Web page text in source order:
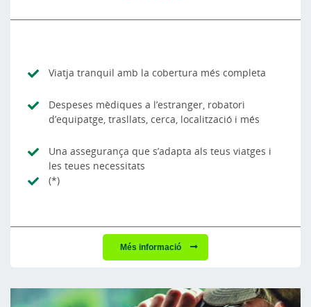
Viatja tranquil amb la cobertura més completa
Despeses mèdiques a l’estranger, robatori
d’equipatge, trasllats, cerca, localització i més
Una assegurança que s’adapta als teus viatges i
les teues necessitats
(*)
Més informació